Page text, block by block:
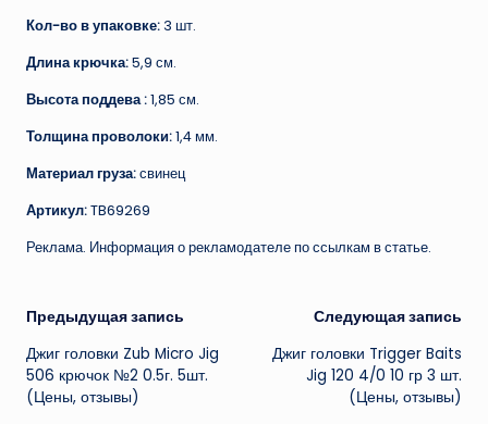
Кол-во в упаковке: 3 шт.
Длина крючка:5,9 см.
Высота поддева :1,85 см.
Толщина проволоки:1,4 мм.
Материал груза:свинец
Артикул:TB69269
Реклама. Информация о рекламодателе по ссылкам в статье.
Навигация
записи
Предыдущая запись
Джиг головки Zub Micro Jig
506 крючок №2 0.5г. 5шт.
(Цены, отзывы)
Следующая запись
Джиг головки Trigger Baits
Jig 120 4/0 10 гр 3 шт.
(Цены, отзывы)